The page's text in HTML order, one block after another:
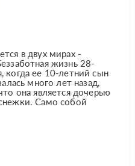
в двух мирах -
жизнь 28-
когда ее 10-летний сын
много лет назад,
она является дочерью
Само собой